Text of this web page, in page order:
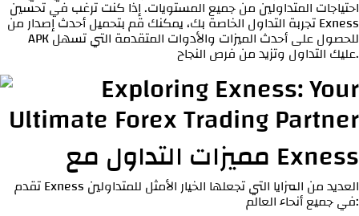
احتياجات المتداولين من جميع المستويات. إذا كنت ترغب في تحسين
تجربة التداول الخاصة بك، يمكنك قم بتحميل أحدث إصدار من Exness
APK للحصول على أحدث الميزات والأدوات المتقدمة التي تسهل
عليك التداول وتزيد من فرص النجاح.
مميزات التداول مع Exness
تقدم Exness العديد من المزايا التي تجعلها الخيار الأمثل للمتداولين
في جميع أنحاء العالم: